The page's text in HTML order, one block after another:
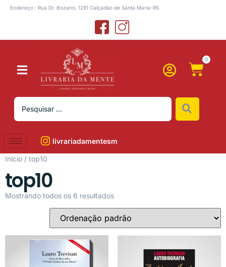
Endereço : Rua Dr. Bozano, 1281 Calçadão de Santa Maria-RS
0
livrariadamentesm
Início / top10
top10
Mostrando todos os 6 resultados